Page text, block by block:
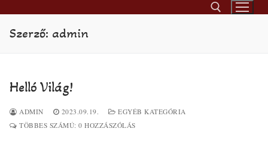
tartalomra
Szerző: admin
Helló Világ!
ADMIN 2023.09.19.
EGYÉB KATEGÓRIA
TÖBBES SZÁMÚ: 0 HOZZÁSZÓLÁS